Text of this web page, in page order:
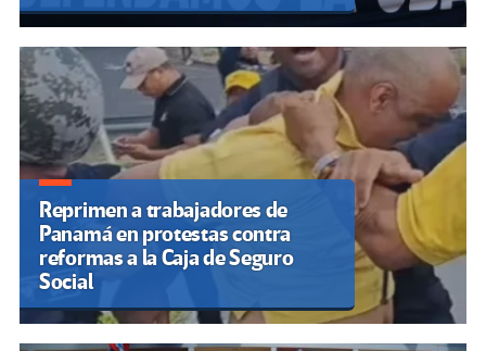
Reprimen a trabajadores de
Panamá en protestas contra
reformas a la Caja de Seguro
Social